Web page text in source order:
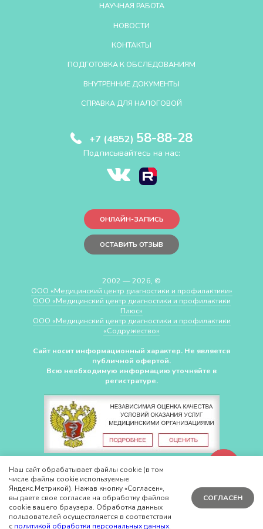
НАУЧНАЯ РАБОТА
НОВОСТИ
КОНТАКТЫ
ПОДГОТОВКА К ОБСЛЕДОВАНИЯМ
ВНУТРЕННИЕ ДОКУМЕНТЫ
СПРАВКА ДЛЯ НАЛОГОВОЙ
+7 (4852) 58-88-28
Подписывайтесь на нас:
ОНЛАЙН-ЗАПИСЬ
ОСТАВИТЬ ОТЗЫВ
2002 — 2026, ©
ООО «Медицинский центр диагностики и профилактики»
ООО «Медицинский центр диагностики и профилактики
Плюс»
ООО «Медицинский центр диагностики и профилактики
«Cодружество»
Сайт носит информационный характер. Не является
публичной офертой.
Всю необходимую информацию уточняйте в
регистратуре.
СДЕЛАНО ВCHUDOV.PRO
Наш сайт обрабатывает файлы cookie (в том
числе файлы cookie используемые
Яндекс.Метрикой). Нажав кнопку «Согласен»,
вы даете свое согласие на обработку файлов
cookie вашего браузера. Обработка данных
пользователей осуществляется в соответствии
с политикой обработки персональных данных.
СОГЛАСЕН